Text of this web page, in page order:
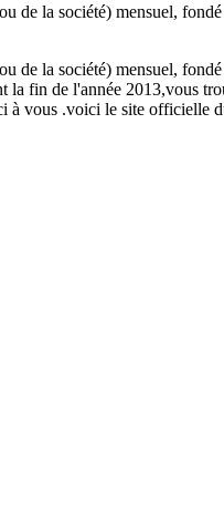
de la société) mensuel,
de la société) mensuel,
de l'année 2013,vous
vous .voici le site